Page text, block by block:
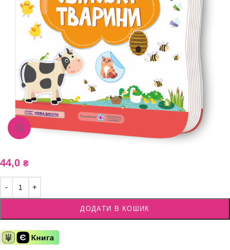
Збільшити зображення
44,0 ₴
ДОДАТИ В КОШИК